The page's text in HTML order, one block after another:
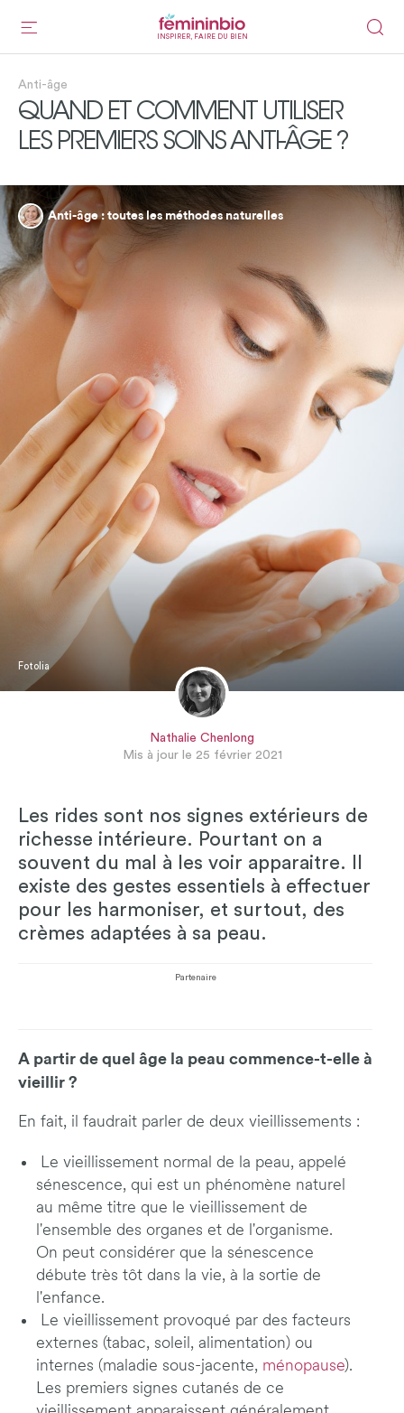
INSPIRER, FAIRE DU BIEN
Anti-âge
QUAND ET COMMENT UTILISER
LES PREMIERS SOINS ANTI-ÂGE ?
Fotolia
Anti-âge : toutes les méthodes naturelles
Nathalie Chenlong
Mis à jour le 25 février 2021
Les rides sont nos signes extérieurs de
richesse intérieure. Pourtant on a
souvent du mal à les voir apparaitre. Il
existe des gestes essentiels à effectuer
pour les harmoniser, et surtout, des
crèmes adaptées à sa peau.
Partenaire
A partir de quel âge la peau commence-t-elle à
vieillir ?
En fait, il faudrait parler de deux vieillissements :
Le vieillissement normal de la peau, appelé
sénescence, qui est un phénomène naturel
au même titre que le vieillissement de
l'ensemble des organes et de l'organisme.
On peut considérer que la sénescence
débute très tôt dans la vie, à la sortie de
l'enfance.
Le vieillissement provoqué par des facteurs
externes (tabac, soleil, alimentation) ou
internes (maladie sous-jacente, ménopause).
Les premiers signes cutanés de ce